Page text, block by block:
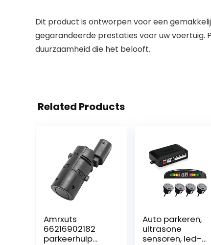
Dit product is ontworpen voor een
gegarandeerde prestaties voor uw voertuig.
duurzaamheid die het belooft.
Related Products
Amrxuts
66216902182
parkeerhulp
Auto parkeren,
ultrasone
sensoren, led-